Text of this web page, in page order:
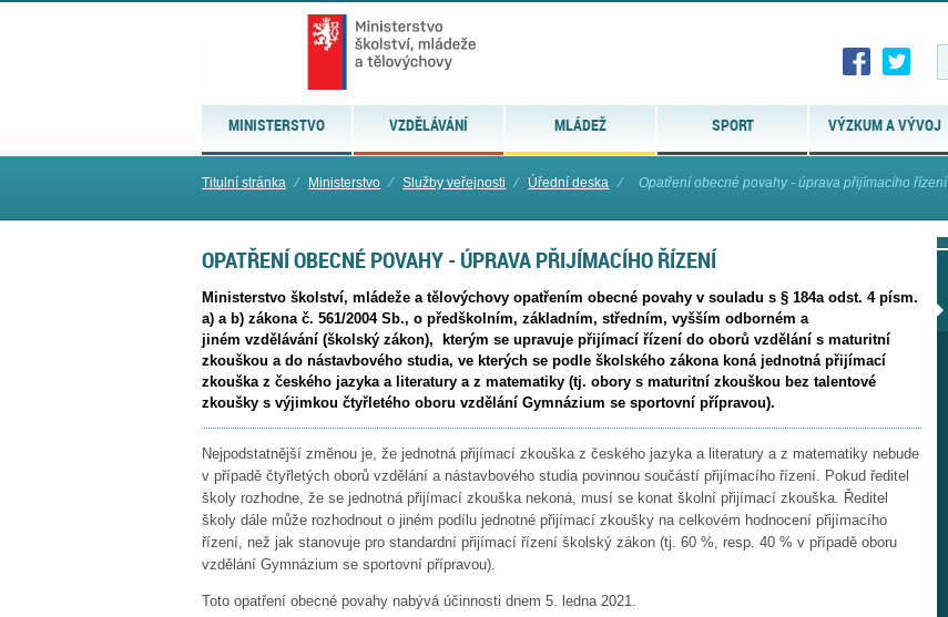
MINISTERSTVO VZDĚLÁVÁNÍ MLÁDEŽ SPORT VÝZKUM A VÝVOJ
Titulní stránka ⁄ Ministerstvo ⁄ Služby veřejnosti ⁄ Úřední deska ⁄ Opatření obecné povahy - úprava přijímacího řízení
OPATŘENÍ OBECNÉ POVAHY - ÚPRAVA PŘIJÍMACÍHO ŘÍZENÍ
Ministerstvo školství, mládeže a tělovýchovy opatřením obecné povahy v souladu s § 184a odst. 4 písm.
a) a b) zákona č. 561/2004 Sb., o předškolním, základním, středním, vyšším odborném a
jiném vzdělávání (školský zákon), kterým se upravuje přijímací řízení do oborů vzdělání s maturitní
zkouškou a do nástavbového studia, ve kterých se podle školského zákona koná jednotná přijímací
zkouška z českého jazyka a literatury a z matematiky (tj. obory s maturitní zkouškou bez talentové
zkoušky s výjimkou čtyřletého oboru vzdělání Gymnázium se sportovní přípravou).
Nejpodstatnější změnou je, že jednotná přijímací zkouška z českého jazyka a literatury a z matematiky nebude
v případě čtyřletých oborů vzdělání a nástavbového studia povinnou součástí přijímacího řízení. Pokud ředitel
školy rozhodne, že se jednotná přijímací zkouška nekoná, musí se konat školní přijímací zkouška. Ředitel
školy dále může rozhodnout o jiném podílu jednotné přijímací zkoušky na celkovém hodnocení přijímacího
řízení, než jak stanovuje pro standardní přijímací řízení školský zákon (tj. 60 %, resp. 40 % v případě oboru
vzdělání Gymnázium se sportovní přípravou).
Toto opatření obecné povahy nabývá účinnosti dnem 5. ledna 2021.